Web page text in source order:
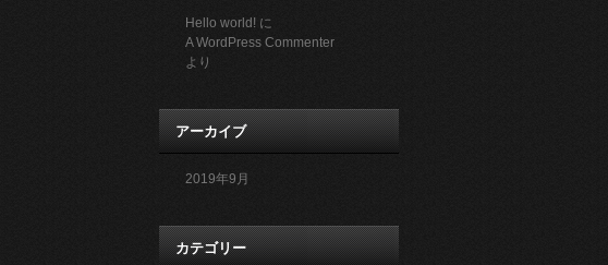
Hello world! に
A WordPress Commenter
より
アーカイブ
2019年9月
カテゴリー